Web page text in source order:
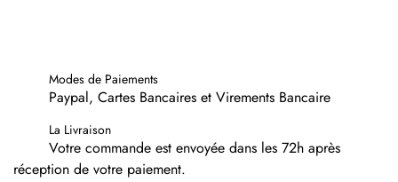
Modes de Paiements
Paypal, Cartes Bancaires et Virements Bancaire
La Livraison
Votre commande est envoyée dans les 72h après
réception de votre paiement.